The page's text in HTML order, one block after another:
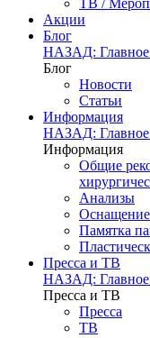
ТВ /
Акции
Блог
НАЗАД:
Блог
Новости
Статьи
Информация
НАЗАД:
Информация
Общие
Анализы
Памятка
Пресса и ТВ
НАЗАД:
Пресса и ТВ
Пресса
ТВ